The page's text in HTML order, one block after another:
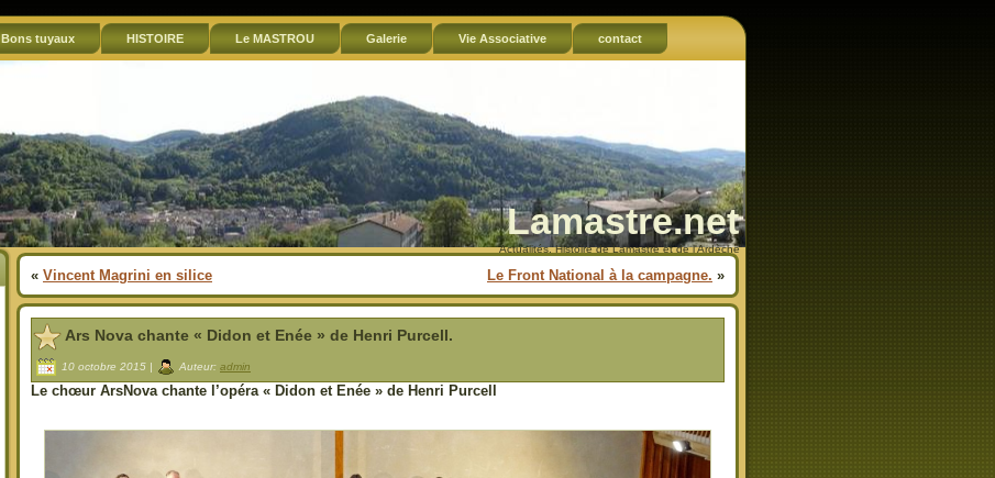
Bons tuyaux HISTOIRE Le MASTROU Galerie Vie Associative contact
Lamastre.net
Actualités, Histoire de Lamastre et de l'Ardèche
« Vincent Magrini en silice Le Front National à la campagne. »
Ars Nova chante « Didon et Enée » de Henri Purcell.
10 octobre 2015 | Auteur: admin
Le chœur ArsNova chante l’opéra « Didon et Enée » de Henri Purcell